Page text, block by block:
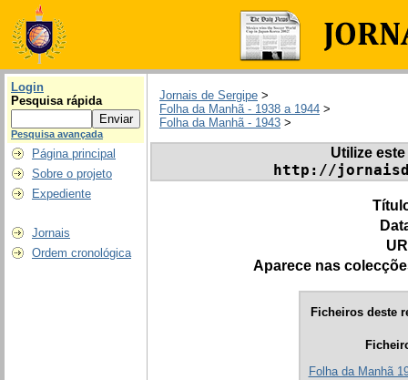
Login
Pesquisa rápida
Pesquisa avançada
Página principal
Sobre o projeto
Expediente
Jornais
Ordem cronológica
Jornais de Sergipe >
Folha da Manhã - 1938 a 1944 >
Folha da Manhã - 1943 >
Utilize
http://
Aparece nas
Ficheiros deste
Folha da Manhã